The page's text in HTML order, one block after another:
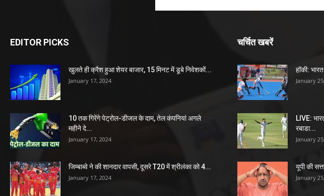
EDITOR PICKS
खुलते ही क्रैश हुआ शेयर बाजार, 15 मिनट में डूबे निवेशकों...
January 17, 2024
10 तक गिरेंगे पेट्रोल-डीजल के दाम, तेल कंपनियां अगले
महीने दे...
January 17, 2024
जिम्बाब्वे ने की शानदार वापसी, दूसरे T20 में श्रीलंका को 4...
January 17, 2024
चर्चित खबरें
हॉकी:
January
LIVE:
रबाडा...
January
यूपी की
January